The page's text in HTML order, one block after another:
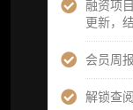
融资项
更新，
会员周
解锁查
可根据
分析师